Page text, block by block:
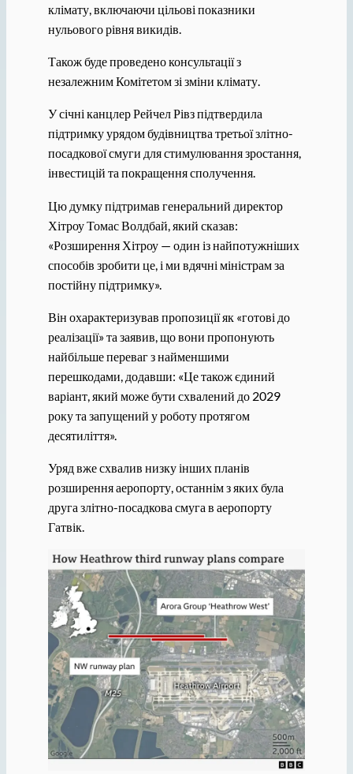
клімату, включаючи цільові показники
нульового рівня викидів.
Також буде проведено консультації з
незалежним Комітетом зі зміни клімату.
У січні канцлер Рейчел Рівз підтвердила
підтримку урядом будівництва третьої злітно-
посадкової смуги для стимулювання зростання,
інвестицій та покращення сполучення.
Цю думку підтримав генеральний директор
Хітроу Томас Волдбай, який сказав:
«Розширення Хітроу — один із найпотужніших
способів зробити це, і ми вдячні міністрам за
постійну підтримку».
Він охарактеризував пропозиції як «готові до
реалізації» та заявив, що вони пропонують
найбільше переваг з найменшими
перешкодами, додавши: «Це також єдиний
варіант, який може бути схвалений до 2029
року та запущений у роботу протягом
десятиліття».
Уряд вже схвалив низку інших планів
розширення аеропорту, останнім з яких була
друга злітно-посадкова смуга в аеропорту
Гатвік.